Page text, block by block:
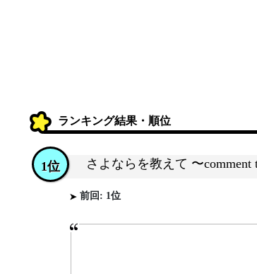
ランキング結果・順位
さよならを教えて 〜comment
1位
前回: 1位